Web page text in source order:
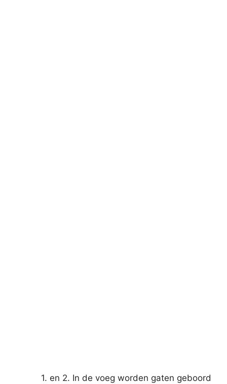
1. en 2. In de voeg worden gaten geboord